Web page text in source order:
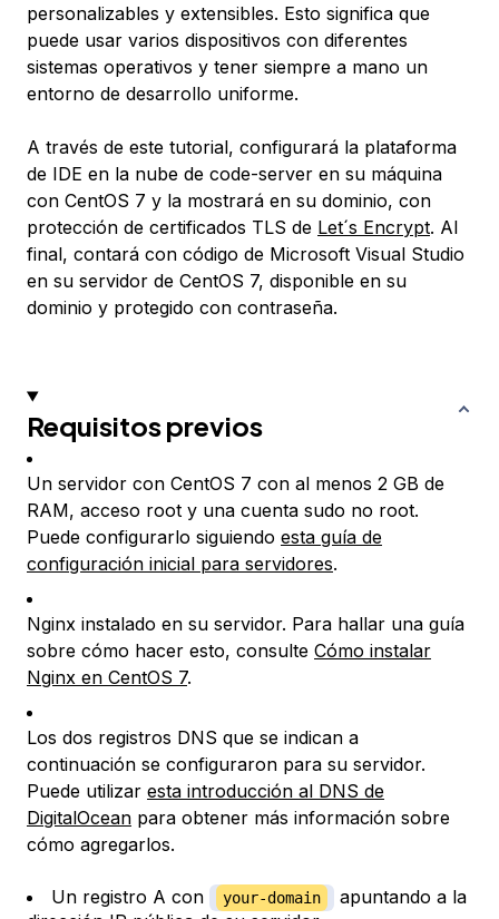
personalizables y extensibles. Esto significa que
puede usar varios dispositivos con diferentes
sistemas operativos y tener siempre a mano un
entorno de desarrollo uniforme.
A través de este tutorial, configurará la plataforma
de IDE en la nube de code-server en su máquina
con CentOS 7 y la mostrará en su dominio, con
protección de certificados TLS de Let´s Encrypt. Al
final, contará con código de Microsoft Visual Studio
en su servidor de CentOS 7, disponible en su
dominio y protegido con contraseña.
Requisitos previos
Un servidor con CentOS 7 con al menos 2 GB de
RAM, acceso root y una cuenta sudo no root.
Puede configurarlo siguiendo esta guía de
configuración inicial para servidores.
Nginx instalado en su servidor. Para hallar una guía
sobre cómo hacer esto, consulte Cómo instalar
Nginx en CentOS 7.
Los dos registros DNS que se indican a
continuación se configuraron para su servidor.
Puede utilizar esta introducción al DNS de
DigitalOcean para obtener más información sobre
cómo agregarlos.
Un registro A con your-domain
apuntando a la